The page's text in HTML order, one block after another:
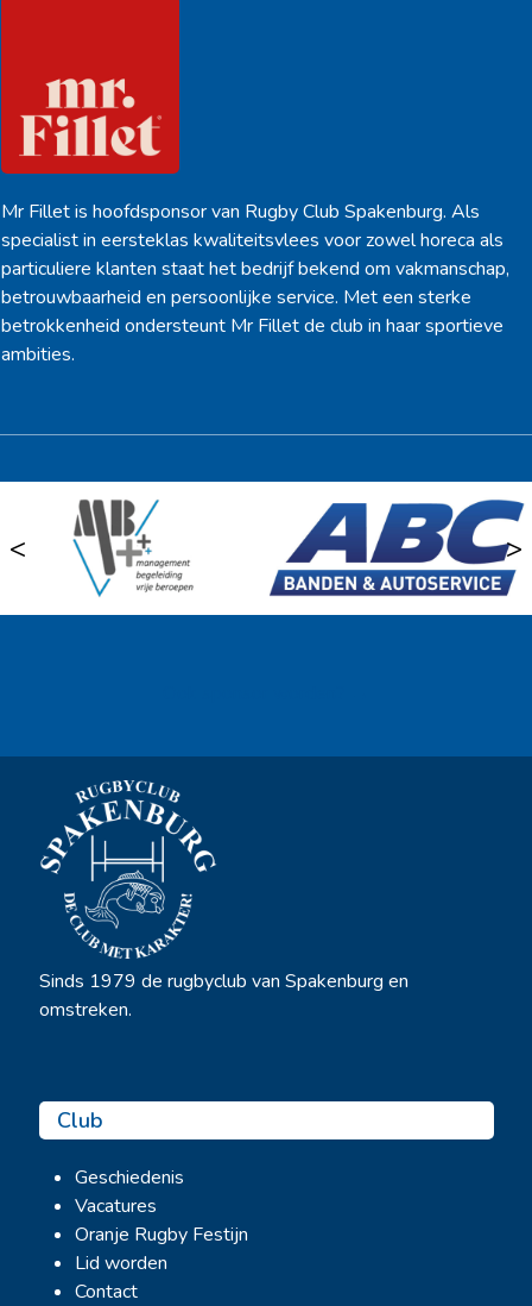
Mr Fillet is hoofdsponsor van Rugby Club Spakenburg. Als
specialist in eersteklas kwaliteitsvlees voor zowel horeca als
particuliere klanten staat het bedrijf bekend om vakmanschap,
betrouwbaarheid en persoonlijke service. Met een sterke
betrokkenheid ondersteunt Mr Fillet de club in haar sportieve
ambities.
< >
Sinds 1979 de rugbyclub van Spakenburg en
omstreken.
Club
Geschiedenis
Vacatures
Oranje Rugby Festijn
Lid worden
Contact